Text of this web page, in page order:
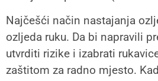
Najčešći način nastajanja
ozljeda ruku. Da bi napravili
utvrditi rizike i izabrati
zaštitom za radno mjesto.